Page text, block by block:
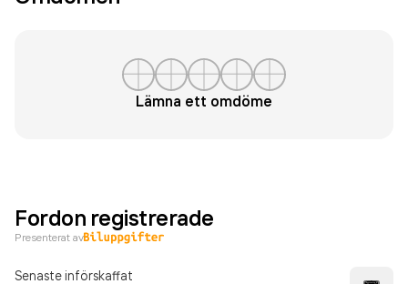
Lämna ett omdöme
Fordon registrerade
Presenterat av
Senaste införskaffat